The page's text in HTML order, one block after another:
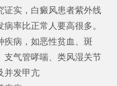
证实，白癜风患者紫外线
率比正常人要高很多。
疾病，如恶性贫血、斑
支气管哮喘、类风湿关节
并发甲亢